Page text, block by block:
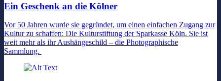
Ein Geschenk an die Kölner
Vor 50 Jahren wurde sie gegründet, um einen einfachen Zugang zur
Kultur zu schaffen: Die Kulturstiftung der Sparkasse Köln. Sie ist
weit mehr als ihr Aushängeschild – die Photographische
Sammlung.